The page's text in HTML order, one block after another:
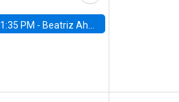
1:35 PM - Beatriz Ahumada, PhD candidate, Universidad de Pittsburgh